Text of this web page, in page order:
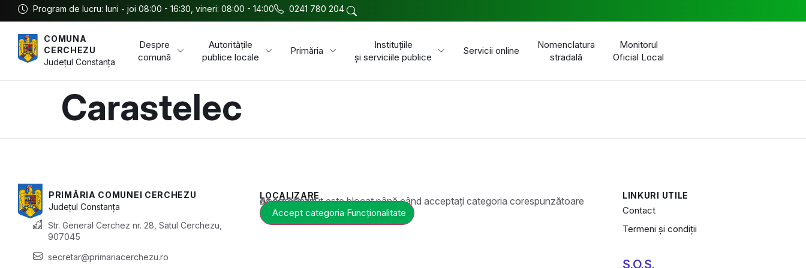
Program de lucru: luni - joi 08:00 - 16:30, vineri: 08:00 - 14:00 0241 780 204
COMUNA
CERCHEZU
JudețulConstanța
Despre
comună
Autoritățile
publice locale
Primăria
Instituțiile
și serviciile publice
Servicii online
Nomenclatura
stradală
Monitorul
Oficial Local
Carastelec
PRIMĂRIA COMUNEI CERCHEZU
JudețulConstanța
Str. General Cerchez nr. 28, Satul Cerchezu,
907045
secretar@primariacerchezu.ro
LOCALIZARE
Acest conținut este blocat până când acceptați categoria corespunzătoare de cookie-uri.
Accept categoria Funcționalitate
LINKURI UTILE
Contact
Termeni și condiții
S.O.S.